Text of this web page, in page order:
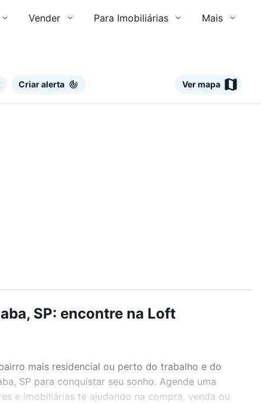
Vender Para Imobiliárias Mais
Criar alerta Ver mapa
SP: encontre na Loft
mais residencial ou perto do trabalho e do
SP para conquistar seu sonho. Agende uma
e imobiliárias te ajudando na compra, venda ou